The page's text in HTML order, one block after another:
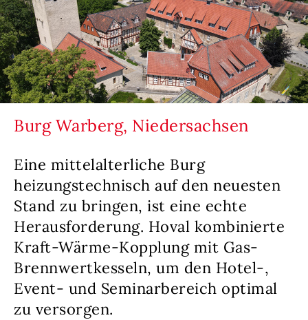
Burg Warberg, Niedersachsen
Eine mittelalterliche Burg
heizungstechnisch auf den neuesten
Stand zu bringen, ist eine echte
Herausforderung. Hoval kombinierte
Kraft-Wärme-Kopplung mit Gas-
Brennwertkesseln, um den Hotel-,
Event- und Seminarbereich optimal
zu versorgen.